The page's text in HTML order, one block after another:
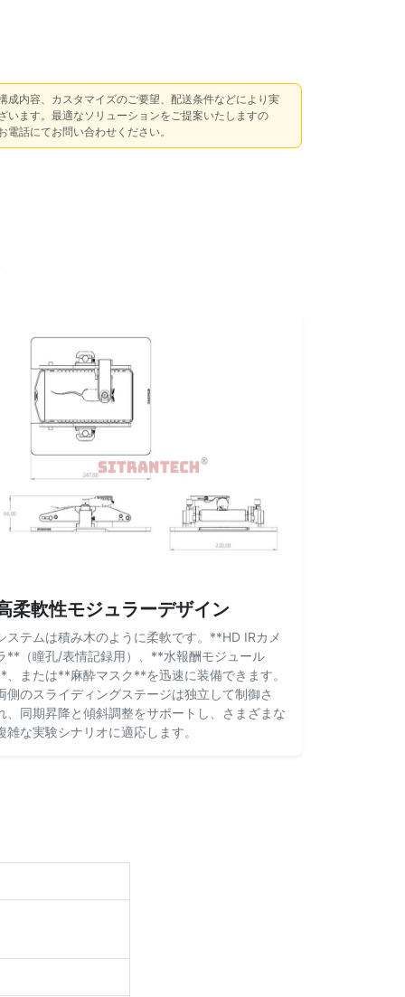
成内容、カスタマイズのご要望、配送条件などにより実
います。最適なソリューションをご提案いたしますの
話にてお問い合わせください。
柔軟性モジュラーデザイン
ステムは積み木のように柔軟です。**HD IRカメ
**（瞳孔/表情記録用）、**水報酬モジュール
、または**麻酔マスク**を迅速に装備できます。
側のスライディングステージは独立して制御さ
、同期昇降と傾斜調整をサポートし、さまざまな
雑な実験シナリオに適応します。